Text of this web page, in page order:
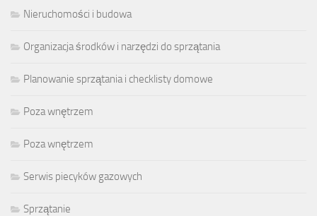
Nieruchomości i budowa
Organizacja środków i narzędzi do sprzątania
Planowanie sprzątania i checklisty domowe
Poza wnętrzem
Poza wnętrzem
Serwis piecyków gazowych
Sprzątanie